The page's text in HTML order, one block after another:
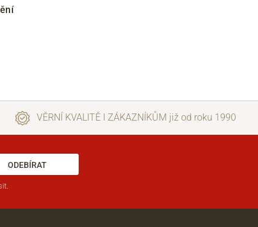
VĚRNÍ KVALITĚ I ZÁKAZNÍKŮM již od roku 1990
ODEBÍRAT